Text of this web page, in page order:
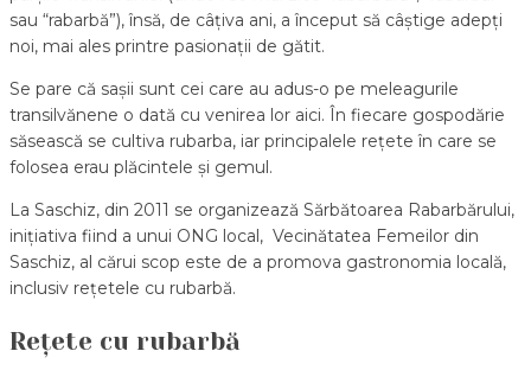
sau “rabarbă”), însă, de câțiva ani, a început să câștige adepți
noi, mai ales printre pasionații de gătit.
Se pare că sașii sunt cei care au adus-o pe meleagurile
transilvănene o dată cu venirea lor aici. În fiecare gospodărie
săsească se cultiva rubarba, iar principalele rețete în care se
folosea erau plăcintele și gemul.
La Saschiz, din 2011 se organizează Sărbătoarea Rabarbărului,
inițiativa fiind a unui ONG local, Vecinătatea Femeilor din
Saschiz, al cărui scop este de a promova gastronomia locală,
inclusiv rețetele cu rubarbă.
Rețete cu rubarbă